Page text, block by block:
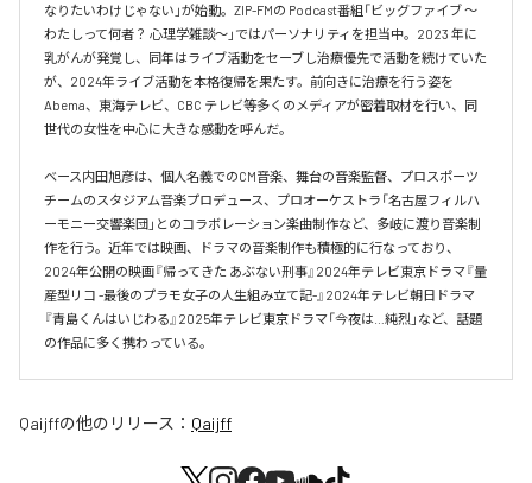
なりたいわけじゃない」が始動。ZIP-FMの Podcast番組「ビッグファイブ 〜
わたしって何者？ 心理学雑談〜」ではパーソナリティを担当中。2023 年に
乳がんが発覚し、同年はライブ活動をセーブし治療優先で活動を続けていた
が、2024年ライブ活動を本格復帰を果たす。前向きに治療を行う姿を
Abema、東海テレビ、CBC テレビ等多くのメディアが密着取材を行い、同
世代の女性を中心に大きな感動を呼んだ。
ベース内田旭彦は、個人名義でのCM音楽、舞台の音楽監督、プロスポーツ
チームのスタジアム音楽プロデュース、プロオーケストラ「名古屋フィルハ
ーモニー交響楽団」とのコラボレーション楽曲制作など、多岐に渡り音楽制
作を行う。近年では映画、ドラマの音楽制作も積極的に行なっており、
2024年公開の映画『帰ってきた あぶない刑事』2024年テレビ東京ドラマ『量
産型リコ -最後のプラモ女子の人生組み立て記-』2024年テレビ朝日ドラマ
『青島くんはいじわる』2025年テレビ東京ドラマ「今夜は…純烈」など、話題
の作品に多く携わっている。
Qaijffの他のリリース： Qaijff